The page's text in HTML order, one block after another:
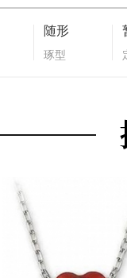
随形
琢型